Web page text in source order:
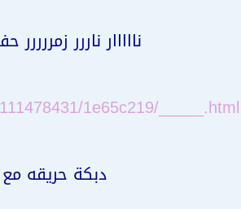
نااااار ناررر
1e65c219/_____.html
دبكة حريقه مع